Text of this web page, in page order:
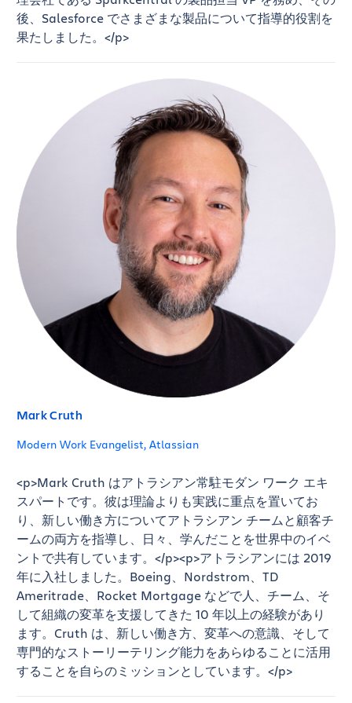
後、Salesforce でさまざまな製品について指導的役割を
果たしました。</p>
Mark Cruth
Modern Work Evangelist, Atlassian
<p>Mark Cruth はアトラシアン常駐モダン ワーク エキ
スパートです。彼は理論よりも実践に重点を置いてお
り、新しい働き方についてアトラシアン チームと顧客チ
ームの両方を指導し、日々、学んだことを世界中のイベ
ントで共有しています。</p><p>アトラシアンには 2019
年に入社しました。Boeing、Nordstrom、TD
Ameritrade、Rocket Mortgage などで人、チーム、そ
して組織の変革を支援してきた 10 年以上の経験があり
ます。Cruth は、新しい働き方、変革への意識、そして
専門的なストーリーテリング能力をあらゆることに活用
することを自らのミッションとしています。</p>